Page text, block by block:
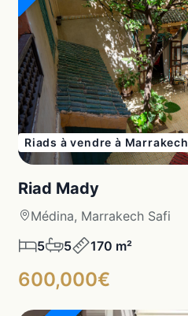
Riads à vendre à Marrakech
Riad Mady
Médina, Marrakech Safi
5
5 170 m²
600,000€